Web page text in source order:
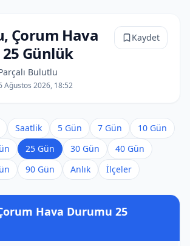
Çorum Hava
Günlük
Bulutlu
Ağustos 2026, 18:52
Kaydet
Saatlik 5 Gün 7 Gün
10 Gün
25 Gün 30 Gün
40 Gün
90 Gün Anlık İlçeler
Hava Durumu 25